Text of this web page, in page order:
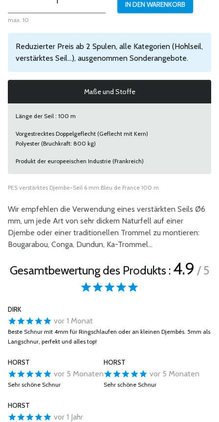
max. 10
Reduzierter Preis ab 2 Spulen, alle Kategorien (Hohlseil,
verstärktes Seil...), ausgenommen Sonderangebote.
Maße und Stoffe
Länge der Seil : 100 m
Vorgestrecktes Doppelgeflecht (Geflecht mit Kern)
Polyester (Bruchkraft: 800 kg)
Produkt der europeeischen Industrie (Frankreich)
PES verstärktes Djembe-Seil 6 mm Bleu de France 100 m
Wir empfehlen die Verwendung eines verstärkten Seils Ø6
mm, um jede Art von sehr dickem Naturfell auf einer
Djembe oder einer traditionellen Trommel zu montieren:
Bougarabou, Conga, Dundun, Ka-Trommel...
Gesamtbewertung des Produkts :4.9 / 5
DIRK
vor 1 Monat
Beste Schnur mit 4mm für Ringschlaufen oder an kleinen Djembés. 5mm als
Langschnur, perfekt und alles top!
HORST
vor 5 Monaten
Sehr schöne Schnur
HORST
vor 5 Monaten
Sehr schöne Schnur
HORST
vor 1 Jahr